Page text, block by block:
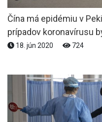
Čína má epidémiu v
prípadov koronavírusu
18. jún 2020 724